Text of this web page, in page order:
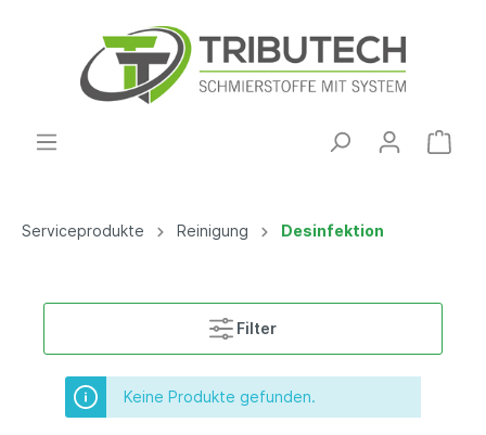
Serviceprodukte Reinigung Desinfektion
Filter
Keine Produkte gefunden.